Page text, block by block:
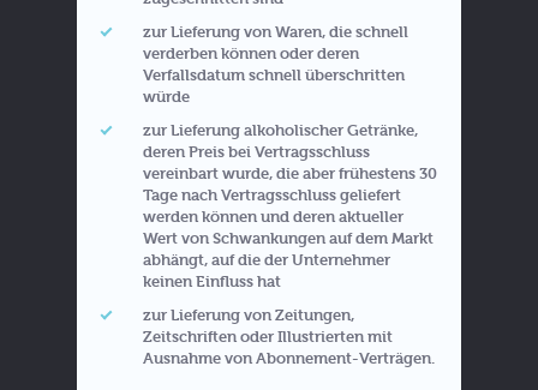
zur Lieferung von Waren, die schnell
verderben können oder deren
Verfallsdatum schnell überschritten
würde
zur Lieferung alkoholischer Getränke,
deren Preis bei Vertragsschluss
vereinbart wurde, die aber frühestens 30
Tage nach Vertragsschluss geliefert
werden können und deren aktueller
Wert von Schwankungen auf dem Markt
abhängt, auf die der Unternehmer
keinen Einfluss hat
zur Lieferung von Zeitungen,
Zeitschriften oder Illustrierten mit
Ausnahme von Abonnement-Verträgen.